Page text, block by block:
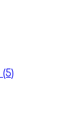
(5)